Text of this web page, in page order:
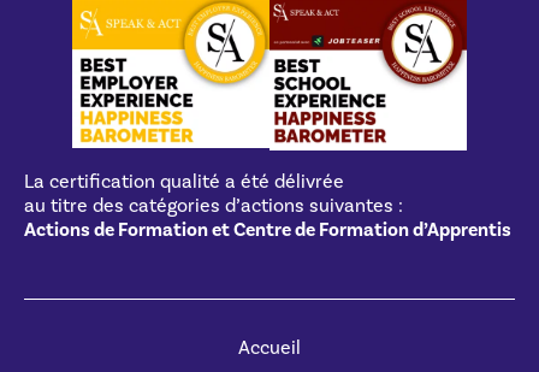
La certification qualité a été délivrée
au titre des catégories d’actions suivantes :
Actions de Formation et Centre de Formation d’Apprentis
Accueil